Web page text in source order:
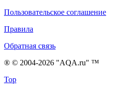
Пользовательское соглашение
Правила
Обратная связь
® © 2004-2026 "AQA.ru" ™
Top